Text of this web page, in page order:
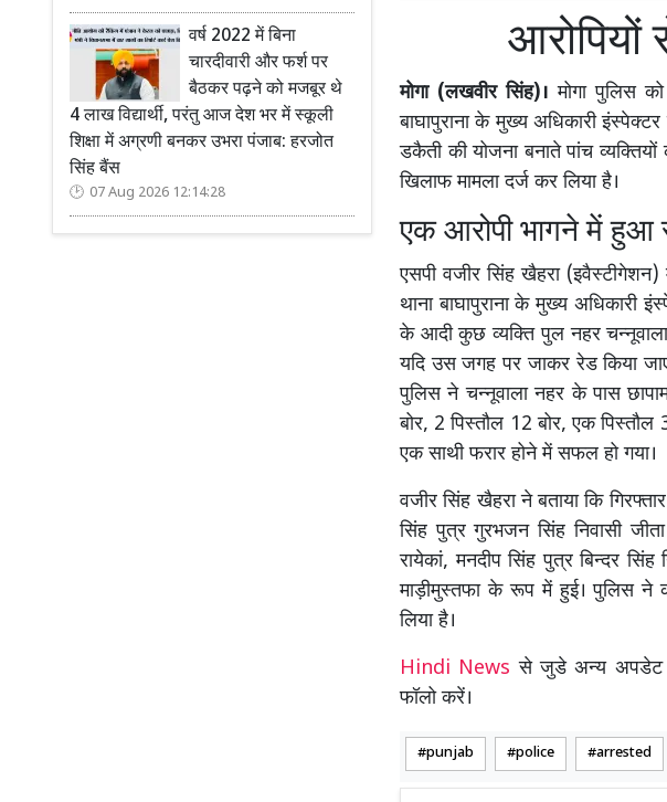
वर्ष 2022 में बिना
चारदीवारी और फर्श पर
बैठकर पढ़ने को मजबूर थे
4 लाख विद्यार्थी, परंतु आज देश भर में स्कूली
शिक्षा में अग्रणी बनकर उभरा पंजाब: हरजोत
सिंह बैंस
07 Aug 2026 12:14:28
आरोपियों
मोगा (लखवीर सिंह)। मोगा पुलिस
बाघापुराना के मुख्य अधिकारी
डकैती की योजना बनाते पांच व्यक्तियों
खिलाफ मामला दर्ज कर लिया है।
एक आरोपी भागने में
एसपी वजीर सिंह खैहरा
थाना बाघापुराना के मुख्य अधिकारी
के आदी कुछ व्यक्ति पुल नहर
यदि उस जगह पर जाकर रेड किया
पुलिस ने चन्नूवाला नहर के पास
बोर, 2 पिस्तौल 12 बोर, एक
एक साथी फरार होने में सफल हो गया।
वजीर सिंह खैहरा ने बताया कि
सिंह पुत्र गुरभजन सिंह निवासी
रायेकां, मनदीप सिंह पुत्र बिन्दर
माड़ीमुस्तफा के रूप में हुई। पुलिस ने
लिया है।
Hindi Newsसे जुडे अन्य अपडेट
फॉलो करें।
punjab police arrested